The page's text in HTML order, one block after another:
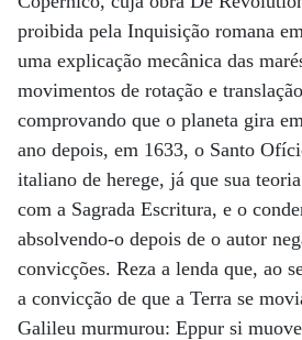
proibida pela Inquisição romana
uma explicação mecânica das
movimentos de rotação e
comprovando que o planeta gira
ano depois, em 1633, o Santo
italiano de herege, já que sua
com a Sagrada Escritura, e o
absolvendo-o depois de o autor
convicções. Reza a lenda que, ao
a convicção de que a Terra se
Galileu murmurou: Eppur si